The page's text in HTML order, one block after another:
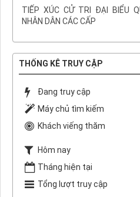
TIẾP XÚC CỬ TRI ĐẠI BIỂU
NHÂN DÂN CÁC CẤP
THỐNG KÊ TRUY CẬP
Đang truy cập
Máy chủ tìm kiếm
Khách viếng thăm
Hôm nay
Tháng hiện tại
Tổng lượt truy cập